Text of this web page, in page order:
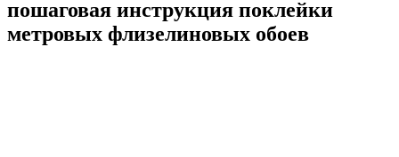
пошаговая инструкция поклейки
метровых флизелиновых обоев